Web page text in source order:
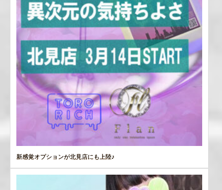
新感覚オプションが北見店にも上陸♪